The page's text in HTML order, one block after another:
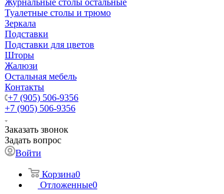
Журнальные столы остальные
Туалетные столы и трюмо
Зеркала
Подставки
Подставки для цветов
Шторы
Жалюзи
Остальная мебель
Контакты
+7 (905) 506-9356
+7 (905) 506-9356
Заказать звонок
Задать вопрос
Войти
Корзина0
Отложенные0